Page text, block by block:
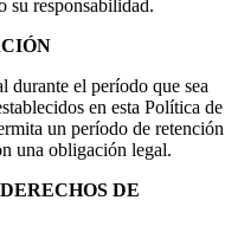
su responsabilidad.
durante el período que sea
en esta Política de
un período de retención
una obligación legal.
DE